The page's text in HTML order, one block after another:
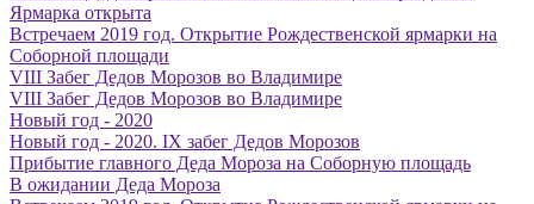
Ярмарка открыта
Встречаем 2019 год. Открытие Рождественской ярмарки на
Соборной площади
VIII Забег Дедов Морозов во Владимире
VIII Забег Дедов Морозов во Владимире
Новый год - 2020
Новый год - 2020. IX забег Дедов Морозов
Прибытие главного Деда Мороза на Соборную площадь
В ожидании Деда Мороза